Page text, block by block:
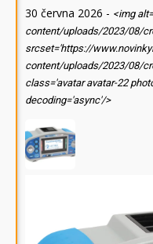
30 června 2026 - <img
content/uploads/2023/08/
srcset='https://
content/uploads/2023/08/
class='avatar avatar-22
decoding='async'/>